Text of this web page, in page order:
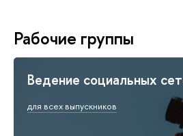
Рабочие группы
Ведение социальных
для всех выпускников